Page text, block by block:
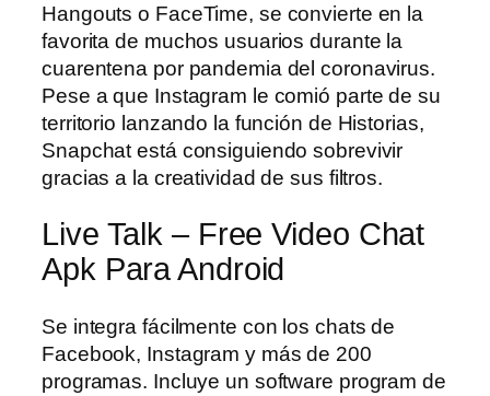
Hangouts o FaceTime, se convierte en la
favorita de muchos usuarios durante la
cuarentena por pandemia del coronavirus.
Pese a que Instagram le comió parte de su
territorio lanzando la función de Historias,
Snapchat está consiguiendo sobrevivir
gracias a la creatividad de sus filtros.
Live Talk – Free Video Chat
Apk Para Android
Se integra fácilmente con los chats de
Facebook, Instagram y más de 200
programas. Incluye un software program de